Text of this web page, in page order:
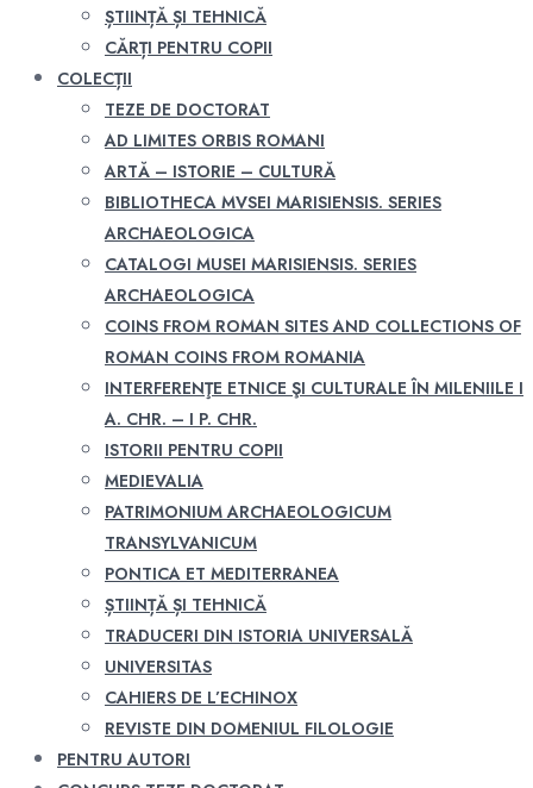
ȘTIINȚĂ ȘI TEHNICĂ
CĂRȚI PENTRU COPII
COLECȚII
TEZE DE DOCTORAT
AD LIMITES ORBIS ROMANI
ARTĂ – ISTORIE – CULTURĂ
BIBLIOTHECA MVSEI MARISIENSIS. SERIES
ARCHAEOLOGICA
CATALOGI MUSEI MARISIENSIS. SERIES
ARCHAEOLOGICA
COINS FROM ROMAN SITES AND COLLECTIONS OF
ROMAN COINS FROM ROMANIA
INTERFERENŢE ETNICE ŞI CULTURALE ÎN MILENIILE I
A. CHR. – I P. CHR.
ISTORII PENTRU COPII
MEDIEVALIA
PATRIMONIUM ARCHAEOLOGICUM
TRANSYLVANICUM
PONTICA ET MEDITERRANEA
ȘTIINȚĂ ȘI TEHNICĂ
TRADUCERI DIN ISTORIA UNIVERSALĂ
UNIVERSITAS
CAHIERS DE L’ECHINOX
REVISTE DIN DOMENIUL FILOLOGIE
PENTRU AUTORI